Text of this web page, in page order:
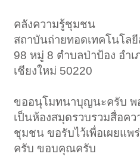
คลังความรู้ชุมชน
สถาบันถ่ายทอดเทคโนโล
98 หมู่ 8 ตำบลป่าป้อง อำเ
เชียงใหม่ 50220
ขออนุโมทนาบุญนะครับ พ
เป็นห้องสมุดรวบรวมสื่อคว
ชุมชน ขอรับไว้เพื่อเผยแ
ครับ ขอบคุณครับ